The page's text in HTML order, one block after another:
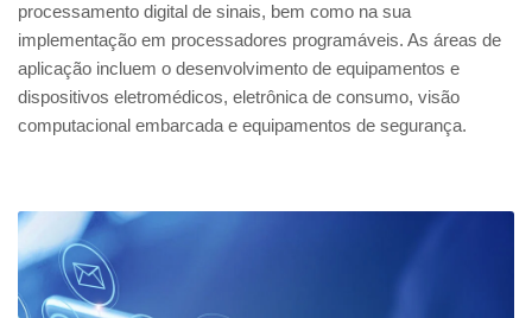
processamento digital de sinais, bem como na sua
implementação em processadores programáveis. As áreas de
aplicação incluem o desenvolvimento de equipamentos e
dispositivos eletromédicos, eletrônica de consumo, visão
computacional embarcada e equipamentos de segurança.